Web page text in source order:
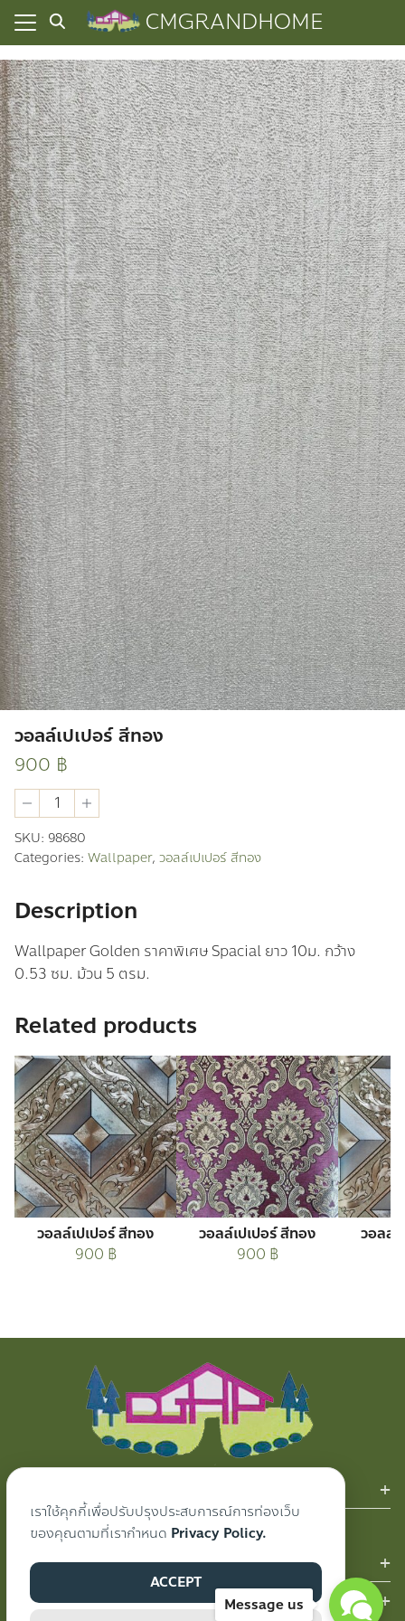
Skip
content
CMGRANDHOME
ความเป็นส่วนตัว
งหมด
ที่ผ่านมา
รา
วอลล์เปเปอร์ สีทอง
900 ฿
วอ
ลล์
เปเปอร์
สี
ทอง
SKU: 98680
Categories: Wallpaper, วอลล์เปเปอร์ สีทอง
Description
Wallpaper Golden ราคาพิเศษ Spacial ยาว 10ม. กว้าง
0.53 ซม. ม้วน 5 ตรม.
Related products
วอลล์เปเปอร์ สีทอง
900 ฿
วอลล์เปเปอร์ สีทอง
900 ฿
วอลล์
ผ้าม่าน
ผลงานของเรา
ติดต่อเรา
Message us
เราใช้คุกกี้เพื่อปรับปรุงประสบการณ์การท่องเว็บ
ของคุณตามที่เรากำหนด Privacy Policy.
ACCEPT